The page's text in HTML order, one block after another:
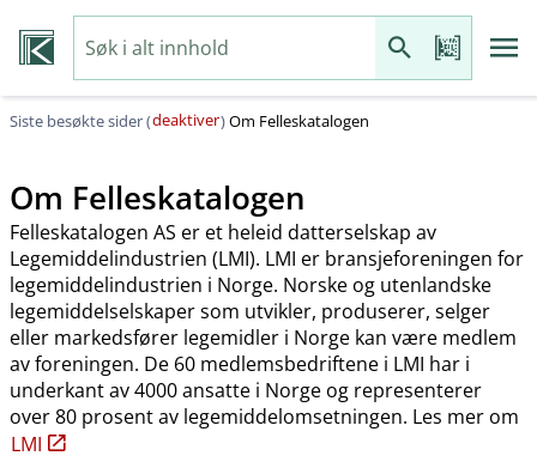
Siste besøkte sider (deaktiver)Om Felleskatalogen
Om Felleskatalogen
Felleskatalogen AS er et heleid datterselskap av
Legemiddelindustrien (LMI). LMI er bransjeforeningen for
legemiddelindustrien i Norge. Norske og utenlandske
legemiddelselskaper som utvikler, produserer, selger
eller markedsfører legemidler i Norge kan være medlem
av foreningen. De 60 medlemsbedriftene i LMI har i
underkant av 4000 ansatte i Norge og representerer
over 80 prosent av legemiddelomsetningen. Les mer om
LMI